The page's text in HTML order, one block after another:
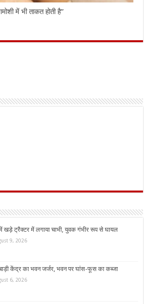
में भी ताकत होती है”
खड़े ट्रैक्टर में लगाया चाभी, युवक गंभीर रूप से घायल
9, 2026
केंद्र का भवन जर्जर, भवन पर घांस-फूस का कब्जा
6, 2026